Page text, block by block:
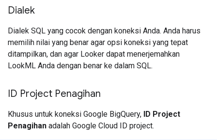
Dialek
Dialek SQL yang cocok dengan koneksi Anda. Anda harus
memilih nilai yang benar agar opsi koneksi yang tepat
ditampilkan, dan agar Looker dapat menerjemahkan
LookML Anda dengan benar ke dalam SQL.
ID Project Penagihan
Khusus untuk koneksi Google BigQuery, ID Project
Penagihan adalah Google Cloud ID project.